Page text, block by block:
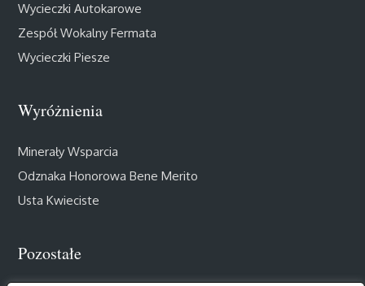
Wycieczki Autokarowe
Zespół Wokalny Fermata
Wycieczki Piesze
Wyróżnienia
Minerały Wsparcia
Odznaka Honorowa Bene Merito
Usta Kwieciste
Pozostałe